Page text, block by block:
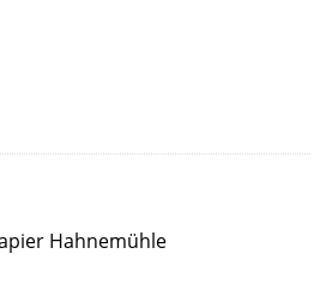
Hahnemühle